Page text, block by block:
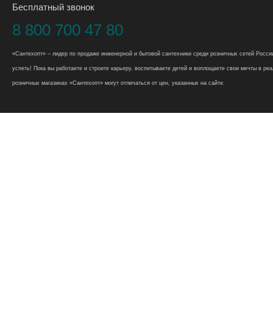
Бесплатный звонок
8 800 700 47 80
«Сантехопт» – лидер по продаже инженерной и бытовой сантехники среди розничных сетей
успеть! Пока вы работаете и строите карьеру, воспитываете детей и воплощаете свои мечты в
розничных магазинах «Сантехопт» могут отличаться от цен, указанных на сайте.